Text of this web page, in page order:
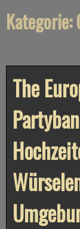
Kategorie:
The